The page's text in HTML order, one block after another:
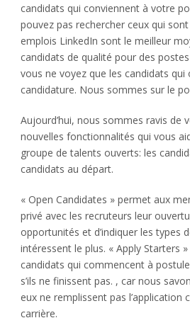
candidats qui conviennent à votre
pouvez pas rechercher ceux qui
emplois LinkedIn sont le meilleur
candidats de qualité pour des
vous ne voyez que les candidats qui
candidature. Nous sommes sur le
Aujourd’hui, nous sommes ravis de
nouvelles fonctionnalités qui vous
groupe de talents ouverts: les
candidats au départ.
« Open Candidates » permet aux
privé avec les recruteurs leur
opportunités et d’indiquer les types
intéressent le plus. « Apply Starters
candidats qui commencent à
s’ils ne finissent pas. , car nous
eux ne remplissent pas
carrière.